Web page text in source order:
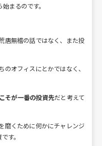
まるのです。
唐無稽の話ではなく、また投
オフィスにとかではなく、
そが一番の投資先だと考えて
磨くために何かにチャレンジ
す。